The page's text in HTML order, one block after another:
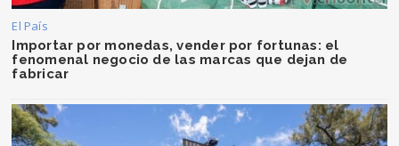
El País
Importar por monedas, vender por fortunas: el
fenomenal negocio de las marcas que dejan de
fabricar